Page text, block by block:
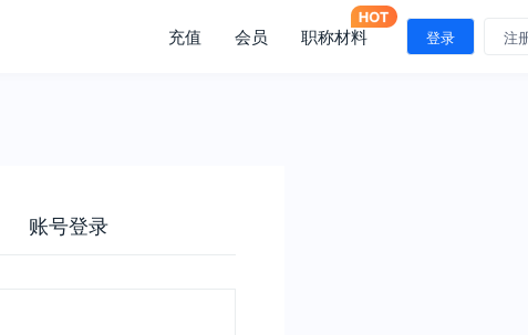
充值 会员 职称材料 登录 注
账号登录